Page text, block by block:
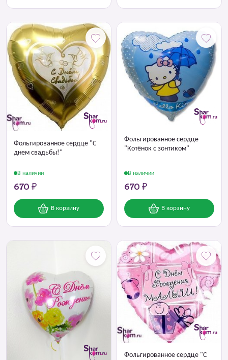
Фольгированное сердце "С
днем свадьбы!"
В наличии
670 ₽
В корзину
Фольгированное сердце
"Котёнок с зонтиком"
В наличии
670 ₽
В корзину
Фольгированное сердце "С